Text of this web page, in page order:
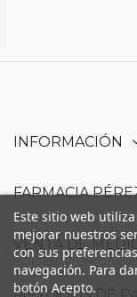
INFORMACIÓN
FARMACIA
VENTA DE
Este sitio web
mejorar nuestros
con sus
navegación. Para
botón Acepto.